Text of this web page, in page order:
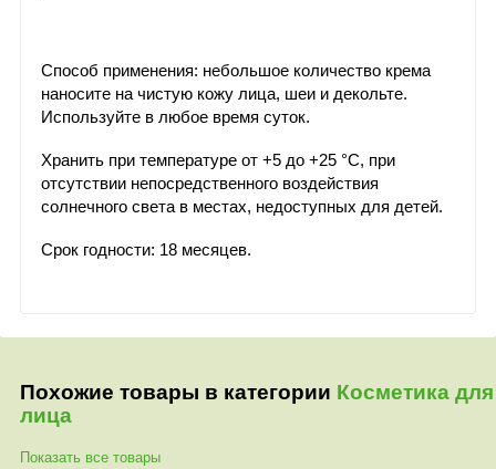
Способ применения: небольшое количество крема
наносите на чистую кожу лица, шеи и декольте.
Используйте в любое время суток.
Хранить при температуре от +5 до +25 °С, при
отсутствии непосредственного воздействия
солнечного света в местах, недоступных для детей.
Срок годности: 18 месяцев.
Похожие товары в категории Косметика для
лица
Показать все товары